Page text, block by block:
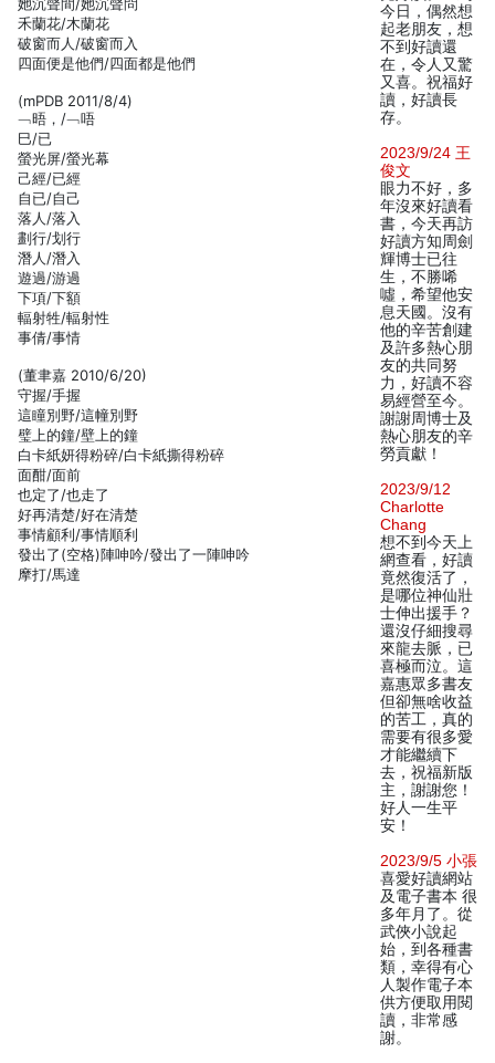
禾蘭花/木蘭花
破窗而人/破窗而入
四面便是他們/四面都是他們
(mPDB 2011/8/4)
﹁晤，/﹁唔
巳/已
螢光屏/螢光幕
己經/已經
自已/自己
落人/落入
劃行/划行
潛人/潛入
遊過/游過
下項/下額
輻射牲/輻射性
事倩/事情
(董聿嘉 2010/6/20)
守握/手握
這瞳別野/這幢別野
璧上的鐘/壁上的鐘
白卡紙妍得粉碎/白卡紙撕得粉碎
面酣/面前
也定了/也走了
好再清楚/好在清楚
事情顧利/事情順利
發出了(空格)陣呻吟/發出了一陣呻吟
摩打/馬達
今日，偶然想
起老朋友，想
不到好讀還
在，令人又驚
又喜。祝福好
讀，好讀長
存。
2023/9/24 王
俊文
眼力不好，多
年沒來好讀看
書，今天再訪
好讀方知周劍
輝博士已往
生，不勝唏
噓，希望他安
息天國。沒有
他的辛苦創建
及許多熱心朋
友的共同努
力，好讀不容
易經營至今。
謝謝周博士及
熱心朋友的辛
勞貢獻！
2023/9/12
Charlotte
Chang
想不到今天上
網查看，好讀
竟然復活了，
是哪位神仙壯
士伸出援手？
還沒仔細搜尋
來龍去脈，已
喜極而泣。這
嘉惠眾多書友
但卻無啥收益
的苦工，真的
需要有很多愛
才能繼續下
去，祝福新版
主，謝謝您！
好人一生平
安！
2023/9/5 小張
喜愛好讀網站
及電子書本 很
多年月了。從
武俠小說起
始，到各種書
類，幸得有心
人製作電子本
供方便取用閱
讀，非常感
謝。